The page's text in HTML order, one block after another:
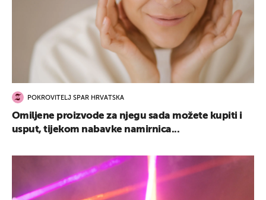
POKROVITELJ SPAR HRVATSKA
Omiljene proizvode za njegu sada možete kupiti i
usput, tijekom nabavke namirnica...